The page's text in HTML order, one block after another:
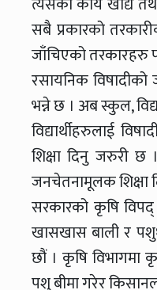
सबै प्रकारको
जाँचिएको तरकारहरु
रसायनिक विषादीको
भन्ने छ । अब स्कुल,
विद्यार्थीहरुलाई
शिक्षा दिनु जरुरी
जनचेतनामूलक शिक्षा
सरकारको कृषि
खासखास बाली र
छौं । कृषि विभागमा
पशु बीमा गरेर